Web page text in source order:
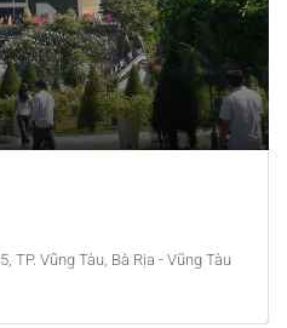
TP. Vũng Tàu, Bà Rịa - Vũng Tàu